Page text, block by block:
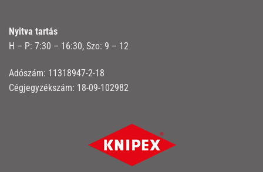
Nyitva tartás
H – P: 7:30 – 16:30, Szo: 9 – 12
Adószám: 11318947-2-18
Cégjegyzékszám: 18-09-102982